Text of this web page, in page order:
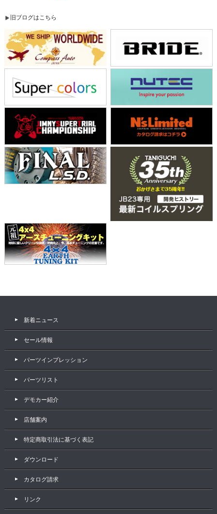
旧ブログはこちら
新着ニュース
セール情報
パーツインプレッション
パーツリスト
デモカー紹介
店舗案内
特定商取引法に基づく表記
ダウンロード
カタログ請求
リンク